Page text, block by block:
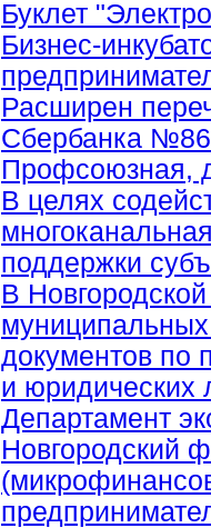
Буклет
Бизнес-
Расширен
Сбербанка
Профсоюзная,
В целях
поддержки
В
документов по
и юридических
Департамент
Новгородский